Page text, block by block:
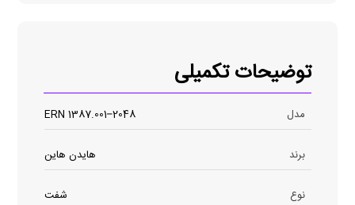
توضیحات تکمیلی
مدل ERN 1387.001–2048
برند هایدن هاین
نوع شفت